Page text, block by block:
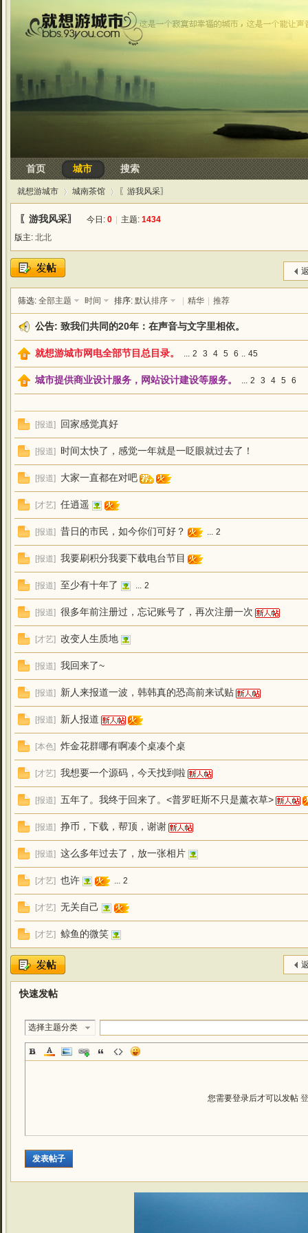
首页 城市 搜索
就想游城市
›
城南茶馆
›
〖游我风采〗
〖游我风采〗 今日: 0 主题: 1434
版主: 北北
筛选: 全部主题 时间 排序: 默认排序 精华 推荐
公告: 致我们共同的20年：在声音与文字里相依。
就想游城市网电全部节目总目录。 ... 2 3 4 5 6 .. 45
城市提供商业设计服务，网站设计建设等服务。 ... 2 3 4 5 6
[报道] 回家感觉真好
[报道] 时间太快了，感觉一年就是一眨眼就过去了！
[报道] 大家一直都在对吧
[才艺] 任逍遥
[报道] 昔日的市民，如今你们可好？ ... 2
[报道] 我要刷积分我要下载电台节目
[报道] 至少有十年了 ... 2
[报道] 很多年前注册过，忘记账号了，再次注册一次
[才艺] 改变人生质地
[报道] 我回来了~
[报道] 新人来报道一波，韩韩真的恐高前来试贴
[报道] 新人报道
[本色] 炸金花群哪有啊凑个桌凑个桌
[才艺] 我想要一个源码，今天找到啦
[报道] 五年了。我终于回来了。<普罗旺斯不只是薰衣草>
[报道] 挣币，下载，帮顶，谢谢
[报道] 这么多年过去了，放一张相片
[才艺] 也许 ... 2
[才艺] 无关自己
[才艺] 鲸鱼的微笑
快速发帖
选择主题分类
您需要登录后才可以发帖
发表帖子